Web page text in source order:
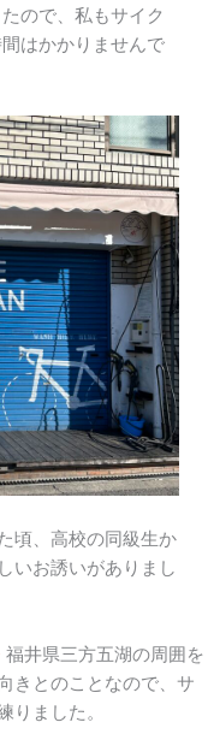
ので、私もサイク
はかかりませんで
頃、高校の同級生か
いお誘いがありまし
福井県三方五湖の周囲を
きとのことなので、サ
りました。